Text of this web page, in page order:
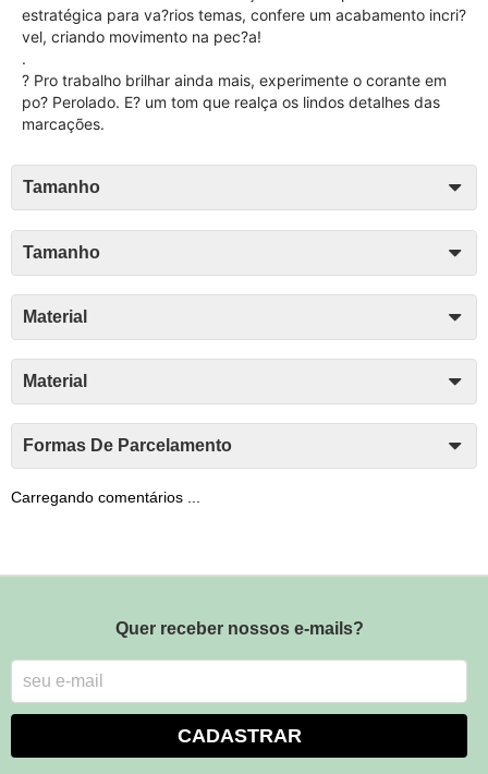
estratégica para va?rios temas, confere um acabamento incri?
vel, criando movimento na pec?a!
.
? Pro trabalho brilhar ainda mais, experimente o corante em
po? Perolado. E? um tom que realça os lindos detalhes das
marcações.
Tamanho
Tamanho
Material
Material
Formas De Parcelamento
Carregando comentários ...
Quer receber nossos e-mails?
CADASTRAR